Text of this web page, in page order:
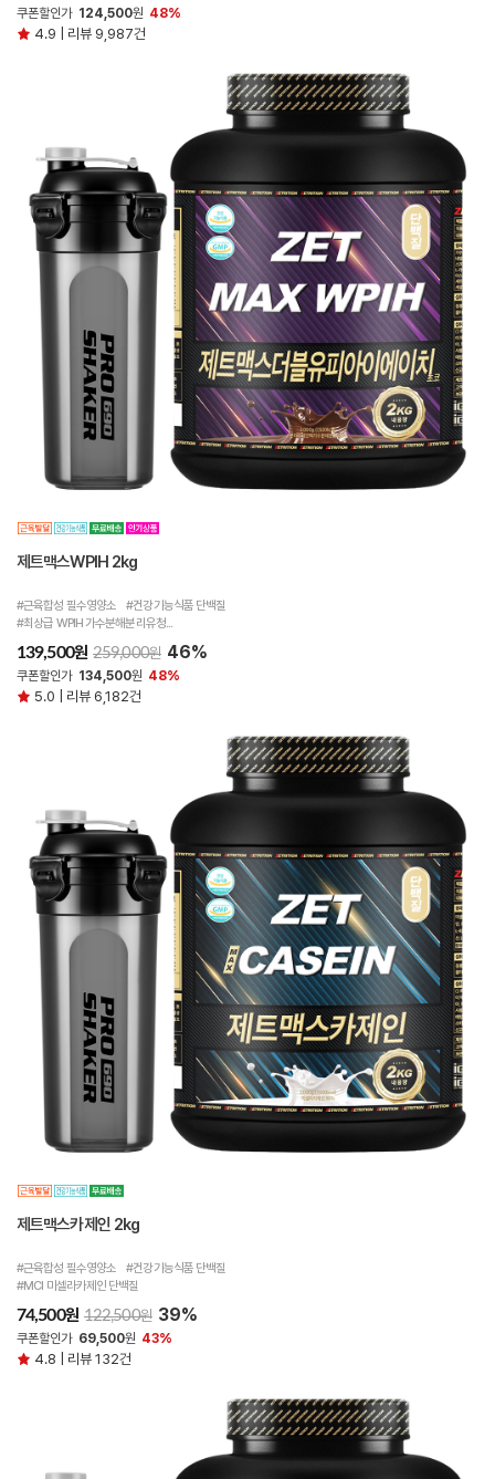
쿠폰할인가 124,500원 48%
4.9 | 리뷰 9,987건
제트맥스WPIH 2kg
#근육합성 필수영양소 #건강기능식품 단백질
#최상급 WPIH 가수분해분리유청...
139,500원 259,000원 46%
쿠폰할인가 134,500원 48%
5.0 | 리뷰 6,182건
제트맥스카제인 2kg
#근육합성 필수영양소 #건강기능식품 단백질
#MCI 미셀라카제인 단백질
74,500원 122,500원 39%
쿠폰할인가 69,500원 43%
4.8 | 리뷰 132건